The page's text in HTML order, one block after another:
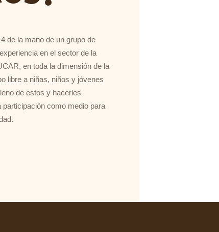
de la mano de un grupo de
en el sector de la
en toda la dimensión de la
libre a niñas, niños y jóvenes
de estos y hacerles
como medio para